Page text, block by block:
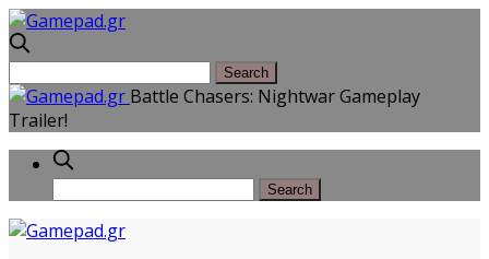
Battle Chasers: Nightwar Gameplay
Trailer!